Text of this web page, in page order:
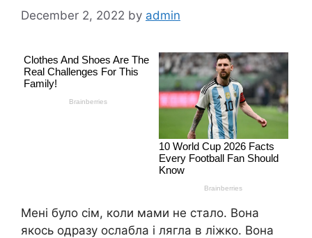
December 2, 2022 by admin
Мені було сім, коли мами не стало. Вона
якось одразу ослабла і лягла в ліжко. Вона